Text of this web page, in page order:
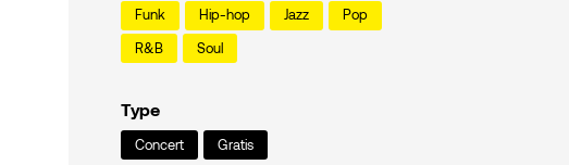
Funk Hip-hop Jazz Pop
R&B Soul
Type
Concert Gratis